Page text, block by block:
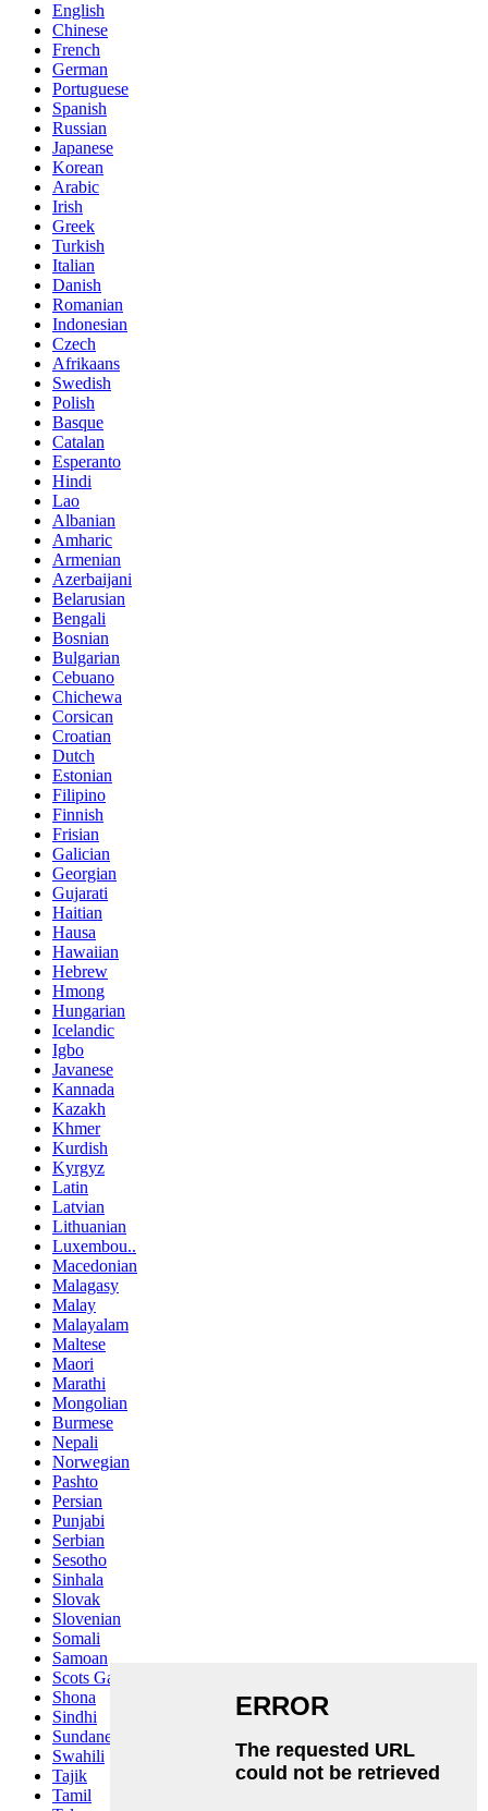
English
Chinese
French
German
Portuguese
Spanish
Russian
Japanese
Korean
Arabic
Irish
Greek
Turkish
Italian
Danish
Romanian
Indonesian
Czech
Afrikaans
Swedish
Polish
Basque
Catalan
Esperanto
Hindi
Lao
Albanian
Amharic
Armenian
Azerbaijani
Belarusian
Bengali
Bosnian
Bulgarian
Cebuano
Chichewa
Corsican
Croatian
Dutch
Estonian
Filipino
Finnish
Frisian
Galician
Georgian
Gujarati
Haitian
Hausa
Hawaiian
Hebrew
Hmong
Hungarian
Icelandic
Igbo
Javanese
Kannada
Kazakh
Khmer
Kurdish
Kyrgyz
Latin
Latvian
Lithuanian
Luxembou..
Macedonian
Malagasy
Malay
Malayalam
Maltese
Maori
Marathi
Mongolian
Burmese
Nepali
Norwegian
Pashto
Persian
Punjabi
Serbian
Sesotho
Sinhala
Slovak
Slovenian
Somali
Samoan
Scots Gaelic
Shona
Sindhi
Sundanese
Swahili
Tajik
Tamil